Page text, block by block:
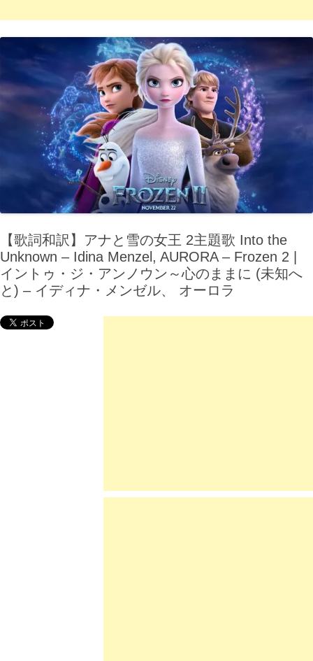
【歌詞和訳】アナと雪の女王 2主題歌 Into the
Unknown – Idina Menzel, AURORA – Frozen 2 |
イントゥ・ジ・アンノウン～心のままに (未知へ
と) – イディナ・メンゼル、 オーロラ